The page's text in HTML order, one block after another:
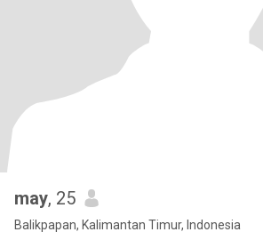
may, 25
Balikpapan, Kalimantan Timur, Indonesia